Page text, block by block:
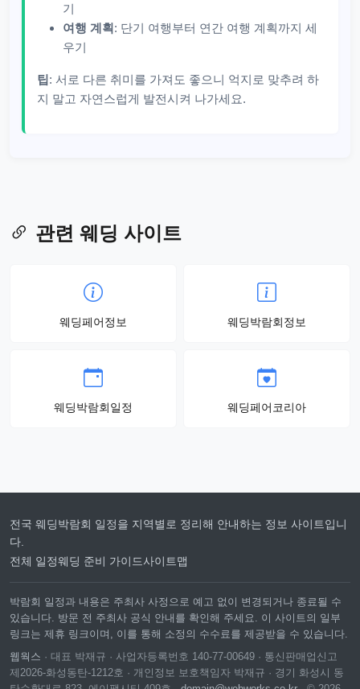
기
여행 계획 : 단기 여행부터 연간 여행 계획까지 세
우기
팁 : 서로 다른 취미를 가져도 좋으니 억지로 맞추려 하
지 말고 자연스럽게 발전시켜 나가세요.
관련 웨딩 사이트
웨딩페어정보 웨딩박람회정보
웨딩박람회일정 웨딩페어코리아
전국 웨딩박람회 일정을 지역별로 정리해 안내하는 정보 사이트입니
다.
전체 일정웨딩 준비 가이드사이트맵
박람회 일정과 내용은 주최사 사정으로 예고 없이 변경되거나 종료될 수
있습니다. 방문 전 주최사 공식 안내를 확인해 주세요. 이 사이트의 일부
링크는 제휴 링크이며, 이를 통해 소정의 수수료를 제공받을 수 있습니다.
웹웍스 · 대표 박재규 · 사업자등록번호 140-77-00649 · 통신판매업신고
제2026-화성동탄-1212호 · 개인정보 보호책임자 박재규 · 경기 화성시 동